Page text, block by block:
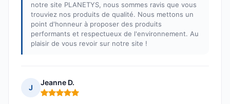
notre site PLANETYS, nous sommes ravis que vous
trouviez nos produits de qualité. Nous mettons un
point d'honneur à proposer des produits
performants et respectueux de l'environnement. Au
plaisir de vous revoir sur notre site !
J
Jeanne D.
Note : 5 sur 5